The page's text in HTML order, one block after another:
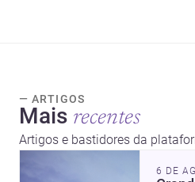
— ARTIGOS
Mais recentes
Artigos e bastidores da
6 DE